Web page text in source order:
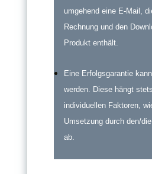
umgehend eine E-Mail,
Rechnung und den
Produkt enthält.
Eine Erfolgsgarantie
werden. Diese hängt
individuellen Faktoren,
Umsetzung durch den/
ab.